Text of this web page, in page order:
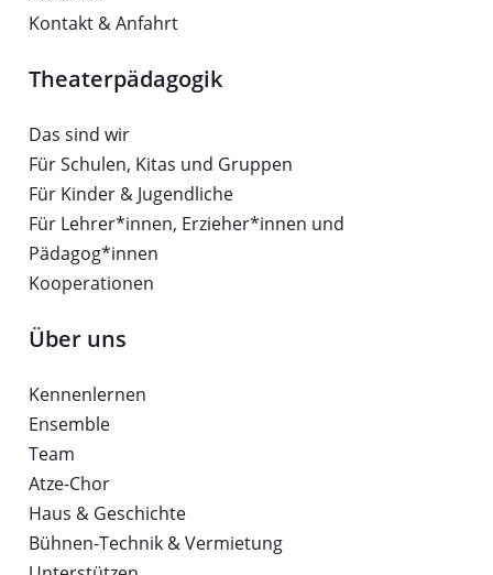
Kontakt & Anfahrt
Theaterpädagogik
Das sind wir
Für Schulen, Kitas und Gruppen
Für Kinder & Jugendliche
Für Lehrer*innen, Erzieher*innen und
Pädagog*innen
Kooperationen
Über uns
Kennenlernen
Ensemble
Team
Atze-Chor
Haus & Geschichte
Bühnen-Technik & Vermietung